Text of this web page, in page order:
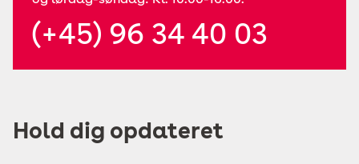
(+45) 96 34 40 03
Hold dig opdateret